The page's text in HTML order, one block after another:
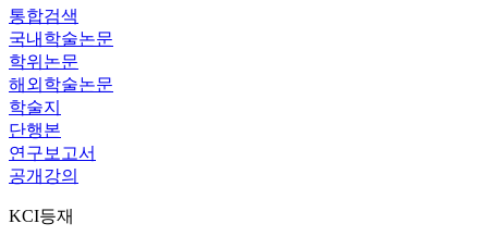
통합검색
국내학술논문
학위논문
해외학술논문
학술지
단행본
연구보고서
공개강의
KCI등재